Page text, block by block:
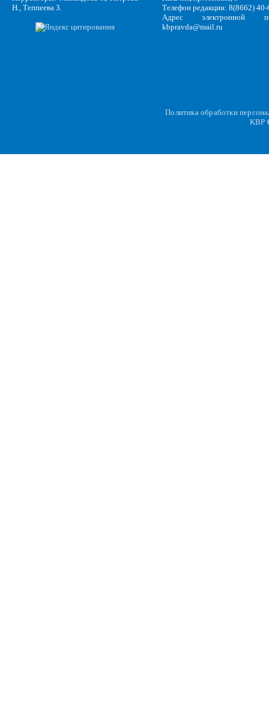
Н., Теппеева З.
Телефон редакции: 8(8662)
Адрес электронной
kbpravda@mail.ru
Политика обработки
KBP